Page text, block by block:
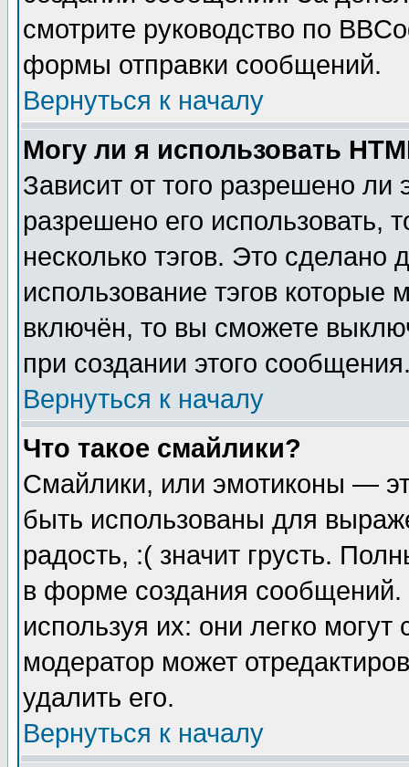
смотрите руководство по
формы отправки сообщений.
Вернуться к началу
Могу ли я использовать
Зависит от того разрешено
разрешено его использовать,
несколько тэгов. Это сделано
использование тэгов
включён, то вы сможете
при создании этого
Вернуться к началу
Что такое смайлики?
Смайлики, или эмотиконы —
быть использованы для
радость, :( значит грусть.
в форме создания сообщений.
используя их: они легко
модератор может
удалить его.
Вернуться к началу